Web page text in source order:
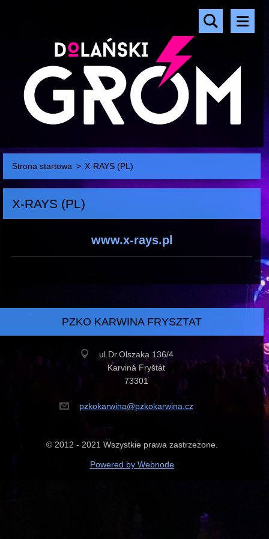
Strona startowa > X-RAYS (PL)
X-RAYS (PL)
www.x-rays.pl
PZKO KARWINA FRYSZTAT
ul.Dr.Olszaka 136/4
Karviná Fryštát
73301
pzkokarwina@pzkokarwina.cz
© 2012 - 2021 Wszystkie prawa zastrzeżone.
Powered by Webnode